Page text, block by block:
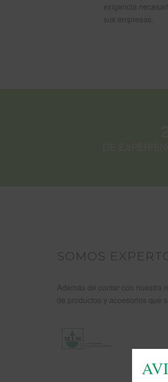
exigencia
sus empresas.
SOMOS
Además de contar con nuestra
de productos y accesorios que